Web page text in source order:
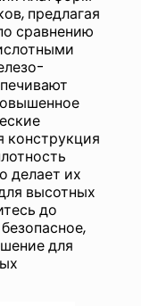
предлагая
сравнению
конструкция
делает их
высотных
до
для